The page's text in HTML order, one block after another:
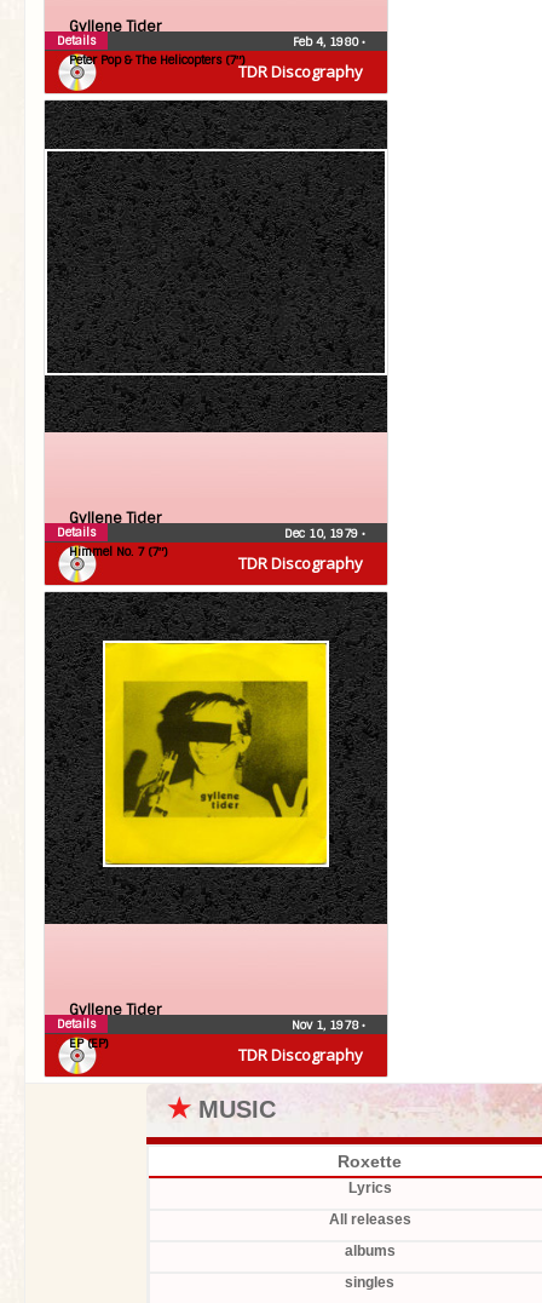
TDR Discography
Gyllene Tider
Peter Pop & The Helicopters (7″)
Feb 4, 1980•
Details
TDR Discography
Gyllene Tider
Himmel No. 7 (7″)
Dec 10, 1979 •
Details
TDR Discography
Gyllene Tider
EP (EP)
Nov 1, 1978•
Details
★ MUSIC
Roxette
Lyrics
All releases
albums
singles